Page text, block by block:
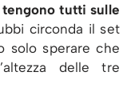
tutti sulle
circonda il set
solo sperare che
delle tre